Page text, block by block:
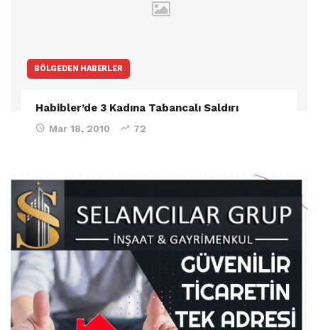
BÖLGEDEN HABERLER
Habibler’de 3 Kadına Tabancalı Saldırı
Mar 18, 2010 72